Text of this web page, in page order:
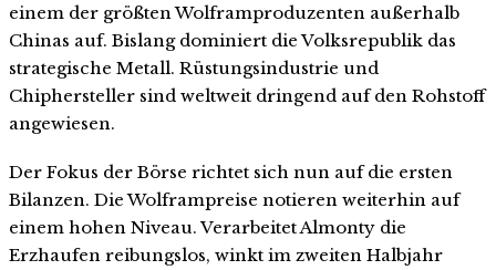
einem der größten Wolframproduzenten außerhalb
Chinas auf. Bislang dominiert die Volksrepublik das
strategische Metall. Rüstungsindustrie und
Chiphersteller sind weltweit dringend auf den Rohstoff
angewiesen.
Der Fokus der Börse richtet sich nun auf die ersten
Bilanzen. Die Wolframpreise notieren weiterhin auf
einem hohen Niveau. Verarbeitet Almonty die
Erzhaufen reibungslos, winkt im zweiten Halbjahr